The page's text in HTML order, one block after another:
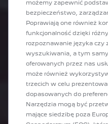
możemy zapewnić
bezpieczeństwo,
Poprawiają one również
funkcjonalność dzięki
rozpoznawanie języka
wyszukiwania, a tym
oferowanych przez nas
może również
trzecich w celu
dopasowanych do
Narzędzia mogą być
mające siedzibę poza